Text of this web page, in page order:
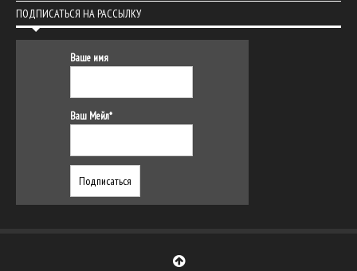
ПОДПИСАТЬСЯ НА РАССЫЛКУ
Ваше имя
Ваш Мейл*